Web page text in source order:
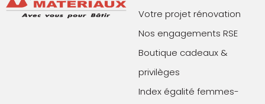
Votre projet rénovation
Nos engagements RSE
Boutique cadeaux &
privilèges
Index égalité femmes-